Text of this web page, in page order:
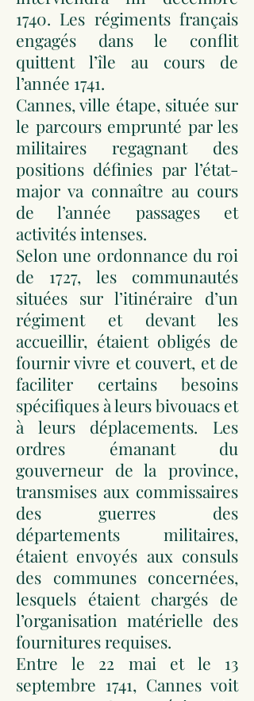
1740. Les régiments français
engagés dans le conflit
quittent l’île au cours de
l’année 1741.
Cannes, ville étape, située sur
le parcours emprunté par les
militaires regagnant des
positions définies par l’état-
major va connaître au cours
de l’année passages et
activités intenses.
Selon une ordonnance du roi
de 1727, les communautés
situées sur l’itinéraire d’un
régiment et devant les
accueillir, étaient obligés de
fournir vivre et couvert, et de
faciliter certains besoins
spécifiques à leurs bivouacs et
à leurs déplacements. Les
ordres émanant du
gouverneur de la province,
transmises aux commissaires
des guerres des
départements militaires,
étaient envoyés aux consuls
des communes concernées,
lesquels étaient chargés de
l’organisation matérielle des
fournitures requises.
Entre le 22 mai et le 13
septembre 1741, Cannes voit